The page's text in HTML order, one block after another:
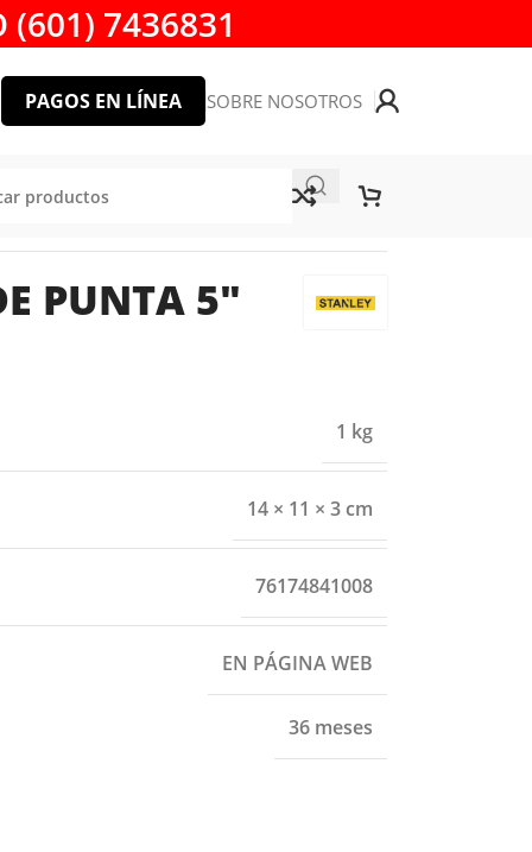
(601) 7436831
PAGOS EN LÍNEA SOBRE NOSOTROS
PUNTA 5″
1 kg
14 × 11 × 3 cm
76174841008
EN PÁGINA WEB
36 meses